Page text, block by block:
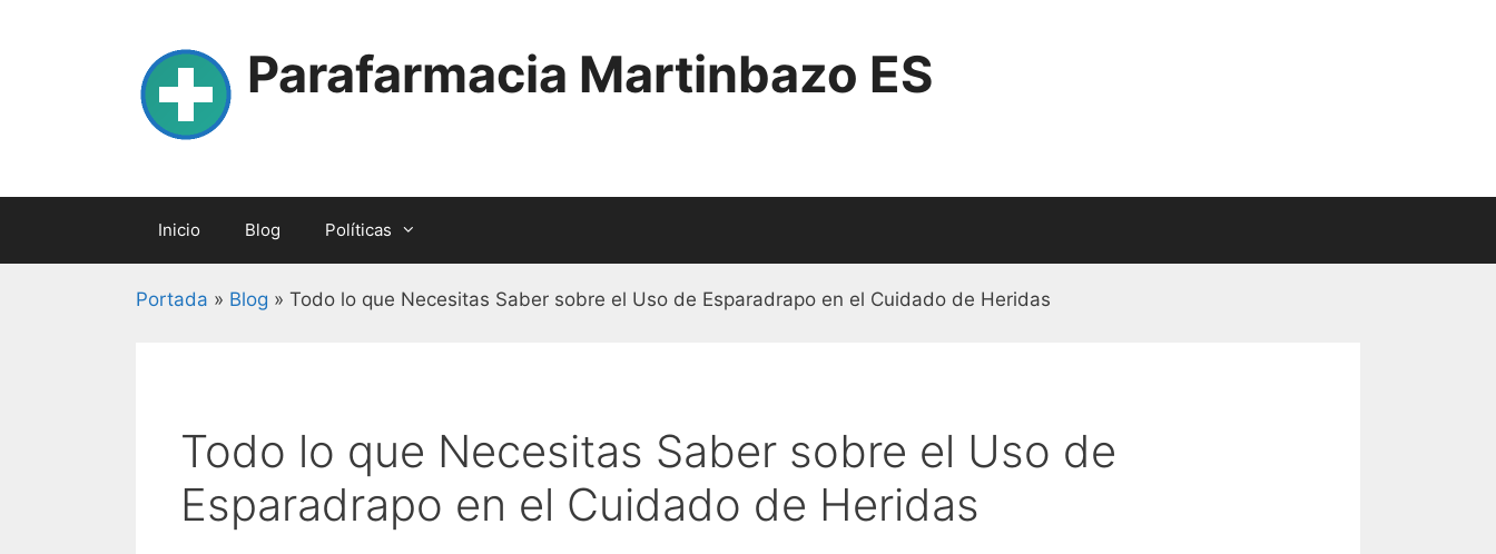
Parafarmacia Martinbazo ES
Inicio Blog Políticas
Portada » Blog » Todo lo que Necesitas Saber sobre el Uso de Esparadrapo en el Cuidado de Heridas
Todo lo que Necesitas Saber sobre el Uso de
Esparadrapo en el Cuidado de Heridas